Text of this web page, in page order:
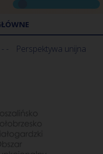
Perspektywa unijna